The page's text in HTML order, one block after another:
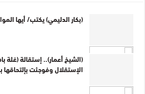
(بكار الدليمي) يكتب/ أيها المواطن..
(الشيخ أعمار).. إستقالة (غلة باهية)
الإستقلال وفوجئت بإلتحاقها بحزب